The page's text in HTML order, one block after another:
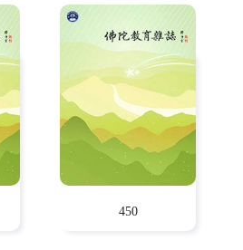
450